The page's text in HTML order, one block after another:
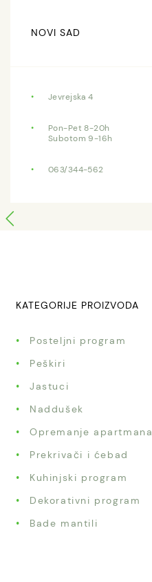
NOVI SAD
Jevrejska 4
Pon-Pet 8-20h
Subotom 9-16h
063/344-562
KATEGORIJE PROIZVODA
Posteljni program
Peškiri
Jastuci
Naddušek
Opremanje apartmana
Prekrivači i ćebad
Kuhinjski program
Dekorativni program
Bade mantili